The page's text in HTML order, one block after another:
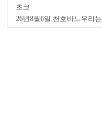
초코
26년8월6일 천호바느우리